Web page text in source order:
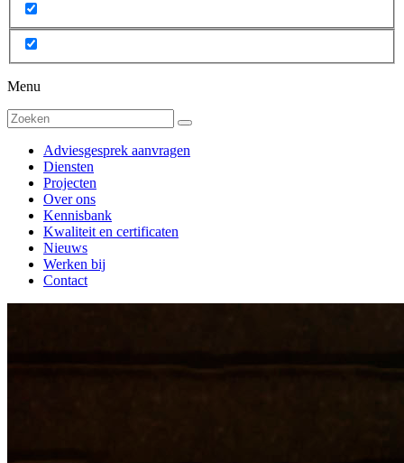
Menu
Adviesgesprek aanvragen
Diensten
Projecten
Over ons
Kennisbank
Kwaliteit en certificaten
Nieuws
Werken bij
Contact